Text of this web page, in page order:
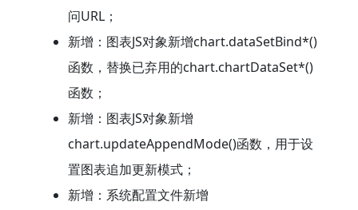
问URL；
新增：图表JS对象新增chart.dataSetBind*()
函数，替换已弃用的chart.chartDataSet*()
函数；
新增：图表JS对象新增
chart.updateAppendMode()函数，用于设
置图表追加更新模式；
新增：系统配置文件新增